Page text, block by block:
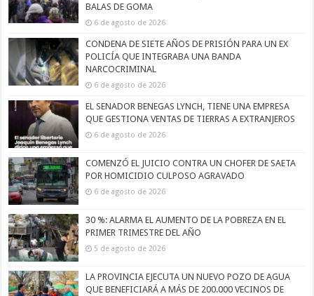
BALAS DE GOMA
6 de agosto de 2026
CONDENA DE SIETE AÑOS DE PRISIÓN PARA UN EX
POLICÍA QUE INTEGRABA UNA BANDA
NARCOCRIMINAL
6 de agosto de 2026
EL SENADOR BENEGAS LYNCH, TIENE UNA EMPRESA
QUE GESTIONA VENTAS DE TIERRAS A EXTRANJEROS
6 de agosto de 2026
COMENZÓ EL JUICIO CONTRA UN CHOFER DE SAETA
POR HOMICIDIO CULPOSO AGRAVADO
6 de agosto de 2026
30 %: ALARMA EL AUMENTO DE LA POBREZA EN EL
PRIMER TRIMESTRE DEL AÑO
5 de agosto de 2026
LA PROVINCIA EJECUTA UN NUEVO POZO DE AGUA
QUE BENEFICIARÁ A MÁS DE 200.000 VECINOS DE